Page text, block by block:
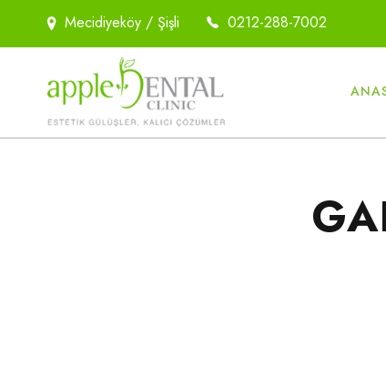
Mecidiyeköy / Şişli 0212-288-7002